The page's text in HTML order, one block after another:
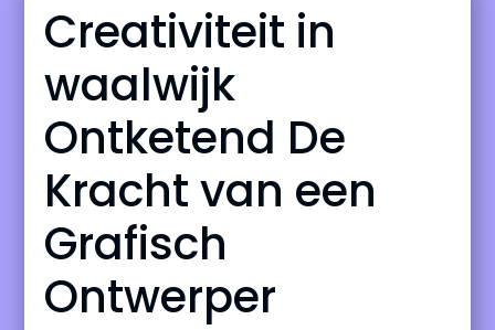
Creativiteit in
waalwijk
Ontketend De
Kracht van een
Grafisch
Ontwerper